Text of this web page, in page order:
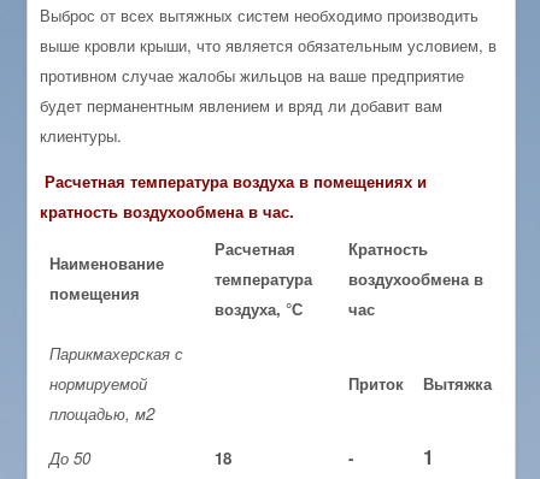
Выброс от всех вытяжных систем необходимо производить
выше кровли крыши, что является обязательным условием, в
противном случае жалобы жильцов на ваше предприятие
будет перманентным явлением и вряд ли добавит вам
клиентуры.
Расчетная температура воздуха в помещениях и
кратность воздухообмена в час.
Наименование
помещения
Расчетная
температура
воздуха, °С
Кратность
воздухообмена в
час
Парикмахерская с
нормируемой
площадью, м2
Приток Вытяжка
До 50 18 - 1